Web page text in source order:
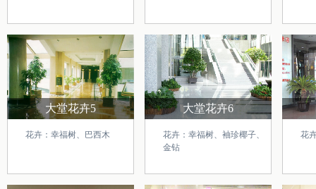
大堂花卉5
花卉：幸福树、巴西木
大堂花卉6
花卉：幸福树、袖珍椰子、
金钻
花